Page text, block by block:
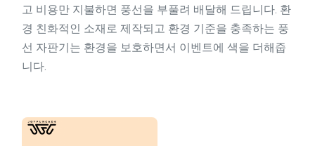
고 비용만 지불하면 풍선을 부풀려 배달해 드립니다. 환
경 친화적인 소재로 제작되고 환경 기준을 충족하는 풍
선 자판기는 환경을 보호하면서 이벤트에 색을 더해줍
니다.